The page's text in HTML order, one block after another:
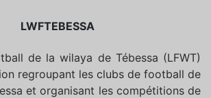
LWFTEBESSA
de la wilaya de Tébessa (LFWT)
regroupant les clubs de football de
et organisant les compétitions de